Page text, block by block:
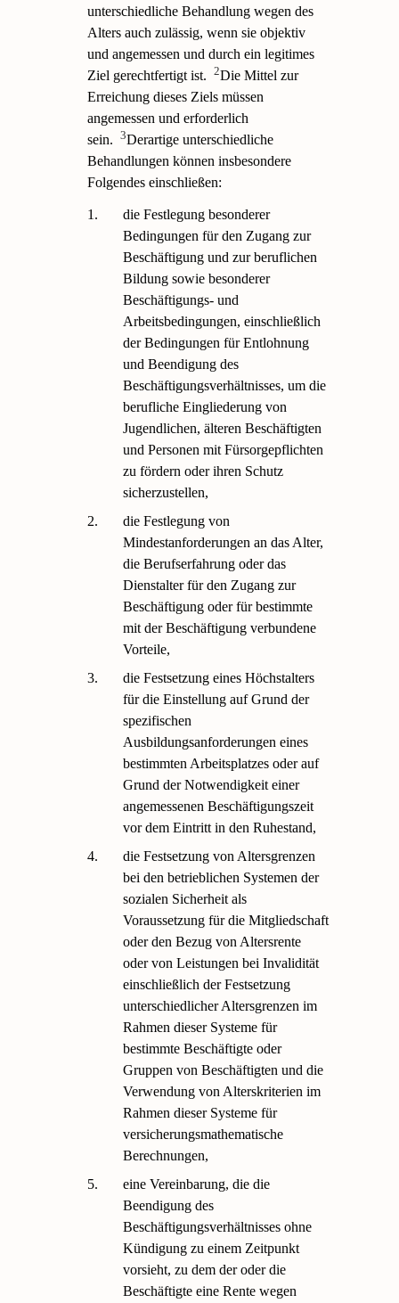
unterschiedliche Behandlung wegen des
Alters auch zulässig, wenn sie objektiv
und angemessen und durch ein legitimes
Ziel gerechtfertigt ist.
2Die Mittel zur
Erreichung dieses Ziels müssen
angemessen und erforderlich
sein.
3Derartige unterschiedliche
Behandlungen können insbesondere
Folgendes einschließen:
1.
die Festlegung besonderer
Bedingungen für den Zugang zur
Beschäftigung und zur beruflichen
Bildung sowie besonderer
Beschäftigungs- und
Arbeitsbedingungen, einschließlich
der Bedingungen für Entlohnung
und Beendigung des
Beschäftigungsverhältnisses, um die
berufliche Eingliederung von
Jugendlichen, älteren Beschäftigten
und Personen mit Fürsorgepflichten
zu fördern oder ihren Schutz
sicherzustellen,
2.
die Festlegung von
Mindestanforderungen an das Alter,
die Berufserfahrung oder das
Dienstalter für den Zugang zur
Beschäftigung oder für bestimmte
mit der Beschäftigung verbundene
Vorteile,
3.
die Festsetzung eines Höchstalters
für die Einstellung auf Grund der
spezifischen
Ausbildungsanforderungen eines
bestimmten Arbeitsplatzes oder auf
Grund der Notwendigkeit einer
angemessenen Beschäftigungszeit
vor dem Eintritt in den Ruhestand,
4.
die Festsetzung von Altersgrenzen
bei den betrieblichen Systemen der
sozialen Sicherheit als
Voraussetzung für die Mitgliedschaft
oder den Bezug von Altersrente
oder von Leistungen bei Invalidität
einschließlich der Festsetzung
unterschiedlicher Altersgrenzen im
Rahmen dieser Systeme für
bestimmte Beschäftigte oder
Gruppen von Beschäftigten und die
Verwendung von Alterskriterien im
Rahmen dieser Systeme für
versicherungsmathematische
Berechnungen,
5.
eine Vereinbarung, die die
Beendigung des
Beschäftigungsverhältnisses ohne
Kündigung zu einem Zeitpunkt
vorsieht, zu dem der oder die
Beschäftigte eine Rente wegen